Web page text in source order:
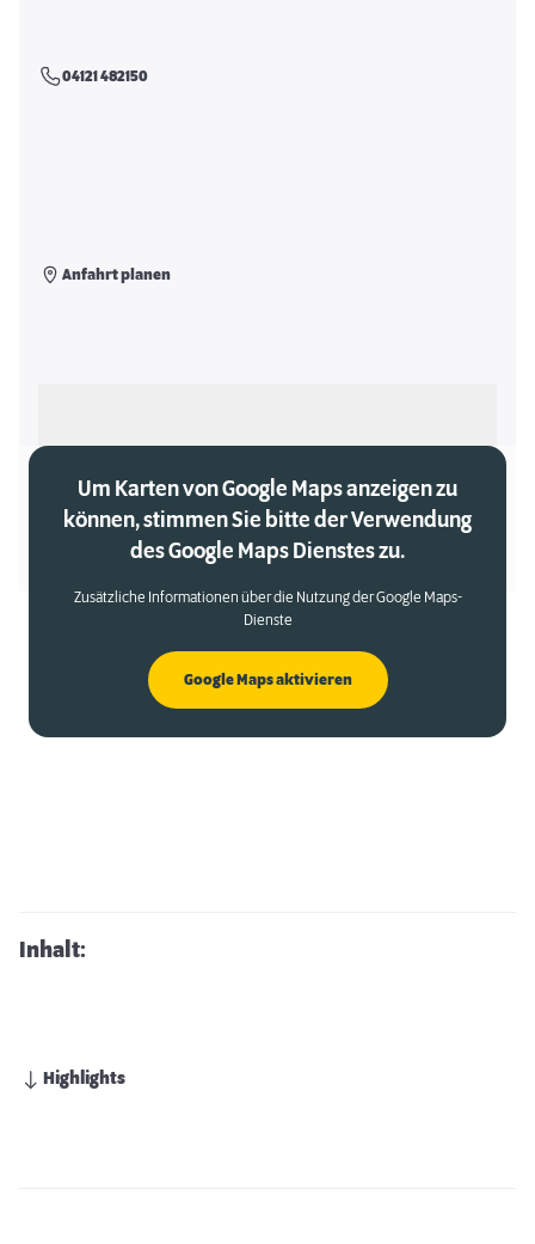
04121 482150
Anfahrt planen
Um Karten von Google Maps anzeigen zu
können, stimmen Sie bitte der Verwendung
des Google Maps Dienstes zu.
Zusätzliche Informationen über die Nutzung der Google Maps-
Dienste
Google Maps aktivieren
Inhalt:
Highlights